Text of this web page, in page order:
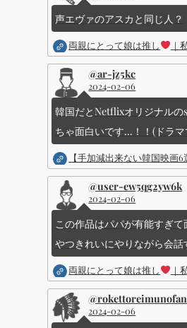
声エヴァのアスカと同じ人？
両親にとって娘は推し ｜
@ar-jz5kc
2024-02-06
韓国だとNetflixオリジナルの
ちゃ面白いです...！！(ドラ
【手加減出来ない韓国映画
@user-ew5qg2yw6k
2024-02-06
この作品はパパが有能すぎて
やつきれいにやりながら会話
両親にとって娘は推し ｜
@rokettoreimunofan
2024-02-06